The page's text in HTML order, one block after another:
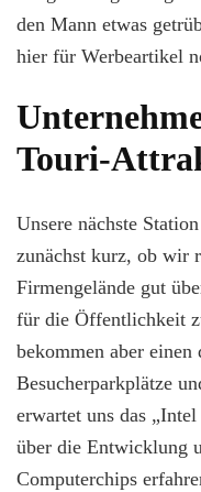
den Mann etwas
hier für Werbeartikel
Touri-
Unsere nächste
zunächst kurz, ob wir
Firmengelände gut
für die Öffentlichkeit
bekommen aber einen
Besucherparkplätze
erwartet uns das
über die Entwicklung
Computerchips